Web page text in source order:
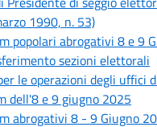
1990, n. 53)
popolari abrogativi 8 e 9
sezioni elettorali
le operazioni degli uffici
dell'8 e 9 giugno 2025
abrogativi 8 - 9 Giugno